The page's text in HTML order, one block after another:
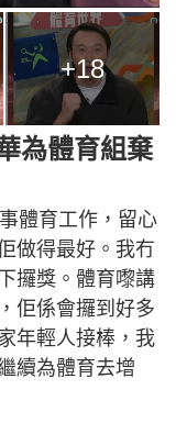
+18
為體育組棄
體育工作，留心
做得最好。我冇
攞獎。體育嚟講
佢係會攞到好多
年輕人接棒，我
續為體育去增